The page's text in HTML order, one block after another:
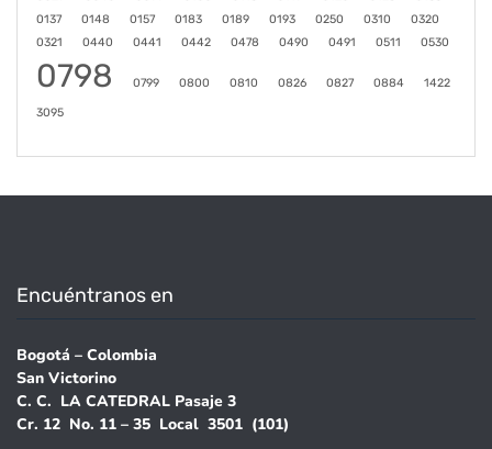
0137
0148 0157 0183 0189 0193 0250 0310
0320
0321
0440 0441 0442 0478 0490 0491 0511 0530
0798 0799 0800 0810 0826 0827 0884 1422
3095
Encuéntranos en
Bogotá – Colombia
San Victorino
C. C. LA CATEDRAL Pasaje 3
Cr. 12 No. 11 – 35 Local 3501 (101)